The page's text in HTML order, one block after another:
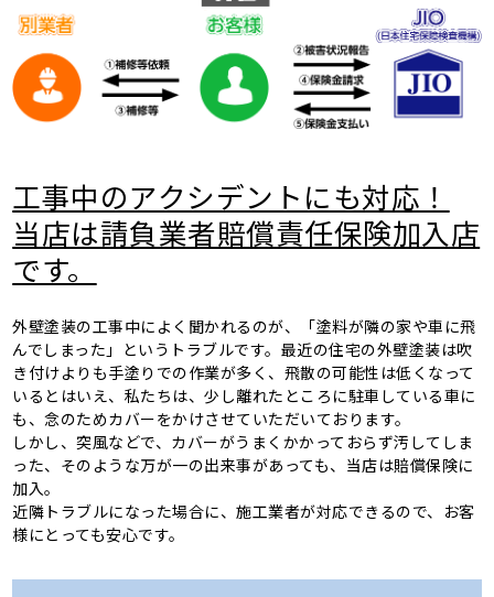
工事中のアクシデントにも対応！
当店は請負業者賠償責任保険加入店
です。
外壁塗装の工事中によく聞かれるのが、「塗料が隣の家や車に飛
んでしまった」というトラブルです。最近の住宅の外壁塗装は吹
き付けよりも手塗りでの作業が多く、飛散の可能性は低くなって
いるとはいえ、私たちは、少し離れたところに駐車している車に
も、念のためカバーをかけさせていただいております。
しかし、突風などで、カバーがうまくかかっておらず汚してしま
った、そのような万が一の出来事があっても、当店は賠償保険に
加入。
近隣トラブルになった場合に、施工業者が対応できるので、お客
様にとっても安心です。